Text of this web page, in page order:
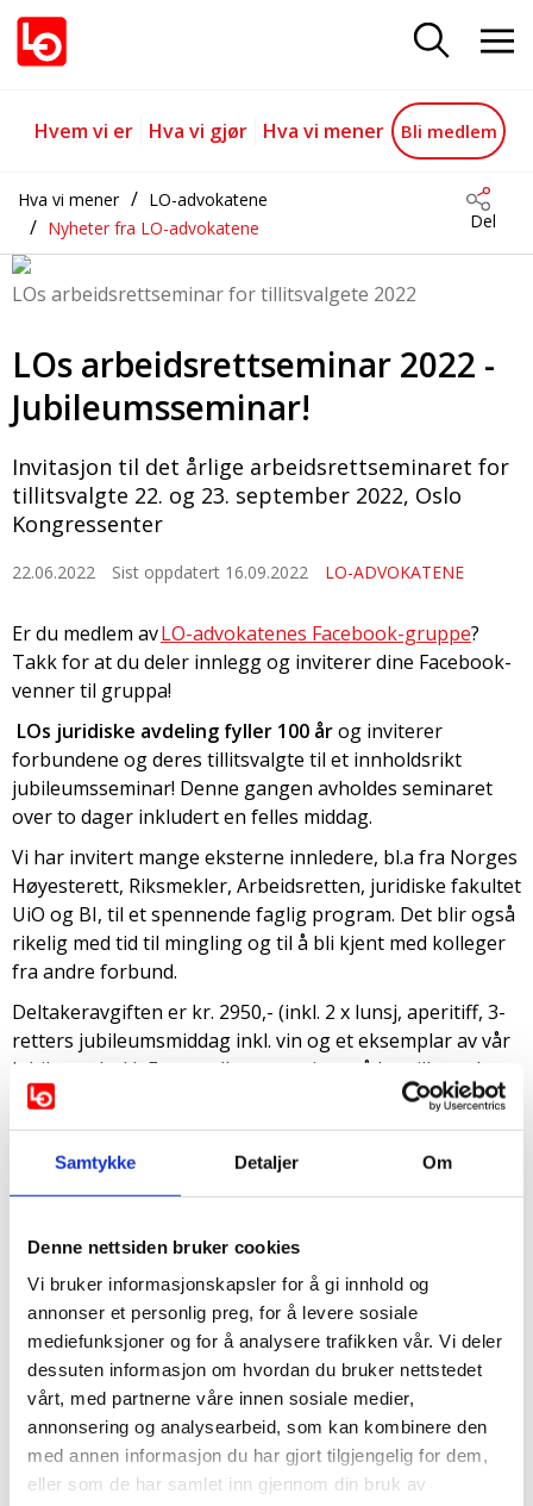
Samtykke Detaljer Om
Denne nettsiden bruker cookies
Vi bruker informasjonskapsler for å gi innhold og
annonser et personlig preg, for å levere sosiale
mediefunksjoner og for å analysere trafikken vår. Vi deler
dessuten informasjon om hvordan du bruker nettstedet
vårt, med partnerne våre innen sosiale medier,
annonsering og analysearbeid, som kan kombinere den
med annen informasjon du har gjort tilgjengelig for dem,
eller som de har samlet inn gjennom din bruk av
LOs arbeidsrettseminar 2022
Gå til hovedinnhold
Gå til navigasjon
Hvem vi er Hva vi gjør Hva vi mener Bli medlem
Hva vi mener
LO-advokatene
Nyheter fra LO-advokatene
Del
LOs arbeidsrettseminar for tillitsvalgete 2022
LOs arbeidsrettseminar 2022 -
Jubileumsseminar!
Invitasjon til det årlige arbeidsrettseminaret for
tillitsvalgte 22. og 23. september 2022, Oslo
Kongressenter
22.06.2022 Sist oppdatert 16.09.2022 LO-ADVOKATENE
Er du medlem avLO-advokatenes Facebook-gruppe?
Takk for at du deler innlegg og inviterer dine Facebook-
venner til gruppa!
LOs juridiske avdeling fyller 100 årog inviterer
forbundene og deres tillitsvalgte til et innholdsrikt
jubileumsseminar! Denne gangen avholdes seminaret
over to dager inkludert en felles middag.
Vi har invitert mange eksterne innledere, bl.a fra Norges
Høyesterett, Riksmekler, Arbeidsretten, juridiske fakultet
UiO og BI, til et spennende faglig program. Det blir også
rikelig med tid til mingling og til å bli kjent med kolleger
fra andre forbund.
Deltakeravgiften er kr. 2950,- (inkl. 2 x lunsj, aperitiff, 3-
retters jubileumsmiddag inkl. vin og et eksemplar av vår
jubileumsbok). Eventuell overnatting må bestilles selv.
Materialsamling vil bli gjort tilgjengelig digitalt i forkant
av seminaret.
Vi gleder oss til å se dere!
Alt du trenger å vite
om feriepenger
LO-ADVOKATENE